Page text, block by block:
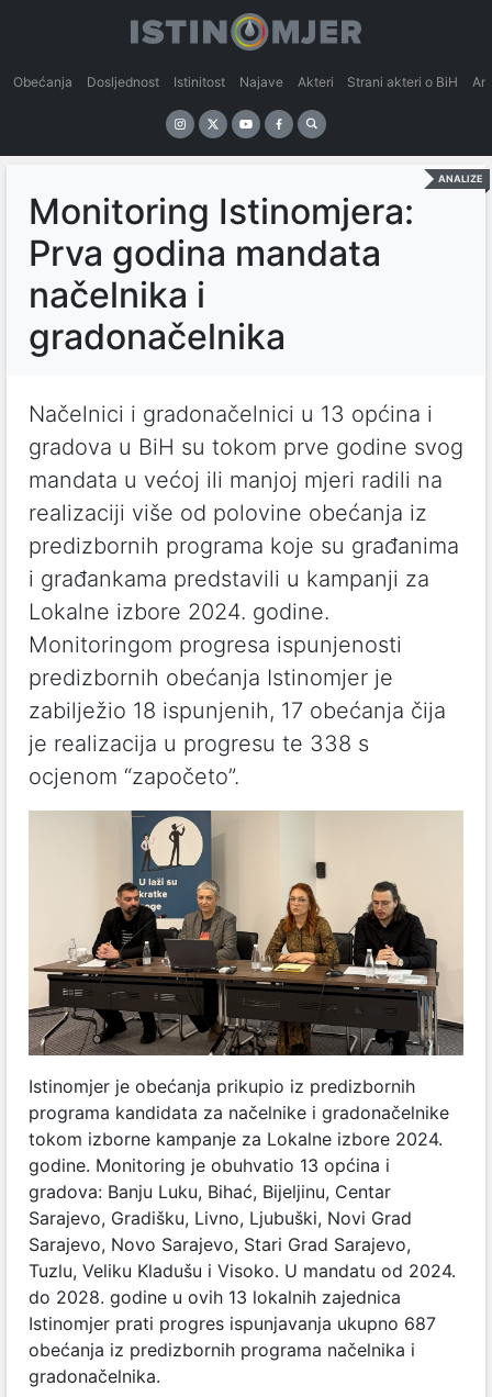
Obećanja Dosljednost Istinitost Najave Akteri Strani akteri o BiH
ANALIZE
Monitoring Istinomjera:
Prva godina mandata
načelnika i
gradonačelnika
Načelnici i gradonačelnici u 13 općina i
gradova u BiH su tokom prve godine svog
mandata u većoj ili manjoj mjeri radili na
realizaciji više od polovine obećanja iz
predizbornih programa koje su građanima
i građankama predstavili u kampanji za
Lokalne izbore 2024. godine.
Monitoringom progresa ispunjenosti
predizbornih obećanja Istinomjer je
zabilježio 18 ispunjenih, 17 obećanja čija
je realizacija u progresu te 338 s
ocjenom “započeto”.
Istinomjer je obećanja prikupio iz predizbornih
programa kandidata za načelnike i gradonačelnike
tokom izborne kampanje za Lokalne izbore 2024.
godine. Monitoring je obuhvatio 13 općina i
gradova: Banju Luku, Bihać, Bijeljinu, Centar
Sarajevo, Gradišku, Livno, Ljubuški, Novi Grad
Sarajevo, Novo Sarajevo, Stari Grad Sarajevo,
Tuzlu, Veliku Kladušu i Visoko. U mandatu od 2024.
do 2028. godine u ovih 13 lokalnih zajednica
Istinomjer prati progres ispunjavanja ukupno 687
obećanja iz predizbornih programa načelnika i
gradonačelnika.